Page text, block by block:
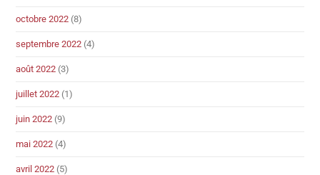
octobre 2022 (8)
septembre 2022 (4)
août 2022 (3)
juillet 2022 (1)
juin 2022 (9)
mai 2022 (4)
avril 2022 (5)